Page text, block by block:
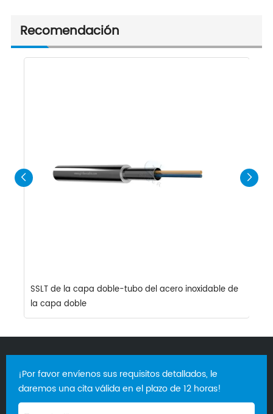
Recomendación
SSLT de la capa doble-tubo del acero inoxidable de
la capa doble
¡Por favor envíenos sus requisitos detallados, le
daremos una cita válida en el plazo de 12 horas!